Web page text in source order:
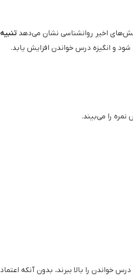
اخیر روانشناسی نشان می‌دهد تنبیه
شود و انگیزه درس خواندن افزایش یابد.
را می‌بیند.
خواندن را بالا ببرند، بدون آنکه اعتماد